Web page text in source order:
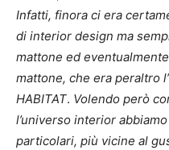
Infatti, finora ci era
di interior design ma
mattone ed
mattone, che era peraltro
HABITAT. Volendo però
l’universo interior
particolari, più vicine al